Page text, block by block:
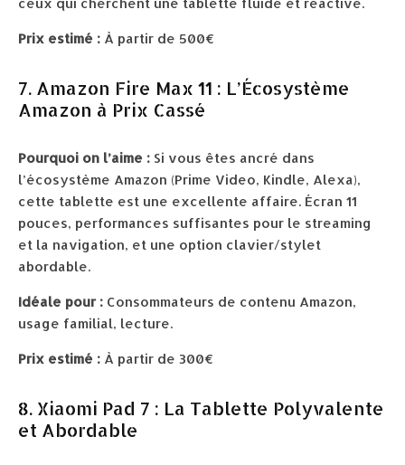
Prix estimé : À partir de 500€
7. Amazon Fire Max 11 : L’Écosystème
Amazon à Prix Cassé
Pourquoi on l’aime : Si vous êtes ancré dans
l’écosystème Amazon (Prime Video, Kindle, Alexa),
cette tablette est une excellente affaire. Écran 11
pouces, performances suffisantes pour le streaming
et la navigation, et une option clavier/stylet
abordable.
Idéale pour : Consommateurs de contenu Amazon,
usage familial, lecture.
Prix estimé : À partir de 300€
8. Xiaomi Pad 7 : La Tablette Polyvalente
et Abordable